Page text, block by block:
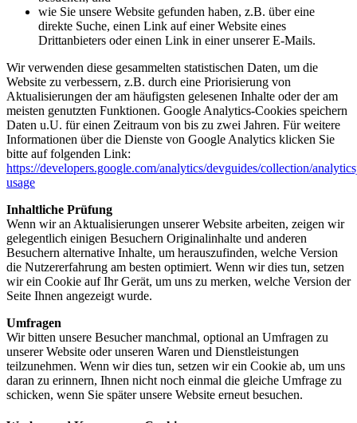
wie Sie unsere Website gefunden haben, z.B. über eine
direkte Suche, einen Link auf einer Website eines
Drittanbieters oder einen Link in einer unserer E-Mails.
Wir verwenden diese gesammelten statistischen Daten, um die
Website zu verbessern, z.B. durch eine Priorisierung von
Aktualisierungen der am häufigsten gelesenen Inhalte oder der am
meisten genutzten Funktionen. Google Analytics-Cookies speichern
Daten u.U. für einen Zeitraum von bis zu zwei Jahren. Für weitere
Informationen über die Dienste von Google Analytics klicken Sie
bitte auf folgenden Link:
https://developers.google.com/analytics/devguides/collection/
usage
Inhaltliche Prüfung
Wenn wir an Aktualisierungen unserer Website arbeiten, zeigen wir
gelegentlich einigen Besuchern Originalinhalte und anderen
Besuchern alternative Inhalte, um herauszufinden, welche Version
die Nutzererfahrung am besten optimiert. Wenn wir dies tun, setzen
wir ein Cookie auf Ihr Gerät, um uns zu merken, welche Version der
Seite Ihnen angezeigt wurde.
Umfragen
Wir bitten unsere Besucher manchmal, optional an Umfragen zu
unserer Website oder unseren Waren und Dienstleistungen
teilzunehmen. Wenn wir dies tun, setzen wir ein Cookie ab, um uns
daran zu erinnern, Ihnen nicht noch einmal die gleiche Umfrage zu
schicken, wenn Sie später unsere Website erneut besuchen.